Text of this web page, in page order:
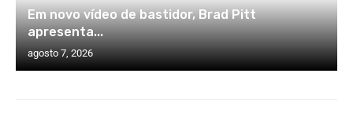
Em novo vídeo de bastidor, Brad Pitt
apresenta...
agosto 7, 2026